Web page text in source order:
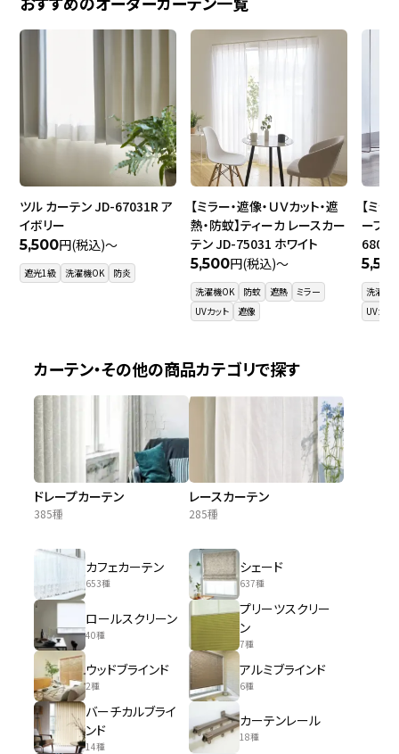
ツル カーテン JD-67031R ア
イボリー
5,500円(税込)～
遮光1級 洗濯機OK 防炎
【ミラー・遮像・ＵＶカット・遮
熱・防蚊】ティーカ レースカー
テン JD-75031 ホワイト
5,500円(税込)～
洗濯機OK 防蚊 遮熱
ミラー
UVカット
遮像
【ミラ
ーブ
洗濯機
UVカッ
カーテン・その他の商品カテゴリで探す
ドレープカーテン
385種
レースカーテン
285種
カフェカーテン
653種
シェード
637種
ロールスクリーン
40種
プリーツスクリー
ン
7種
ウッドブラインド
2種
アルミブラインド
6種
バーチカルブライ
ンド
14種
カーテンレール
18種